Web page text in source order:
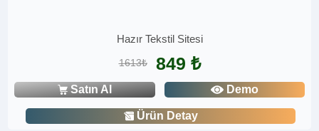
Hazır Tekstil Sitesi
1613₺ 849 ₺
Satın Al Demo
Ürün Detay